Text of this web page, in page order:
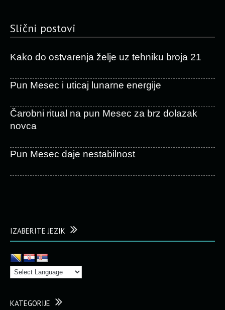
Slični postovi
Kako do ostvarenja želje uz tehniku broja 21
Pun Mesec i uticaj lunarne energije
Čarobni ritual na pun Mesec za brz dolazak
novca
Pun Mesec daje nestabilnost
IZABERITE JEZIK
KATEGORIJE